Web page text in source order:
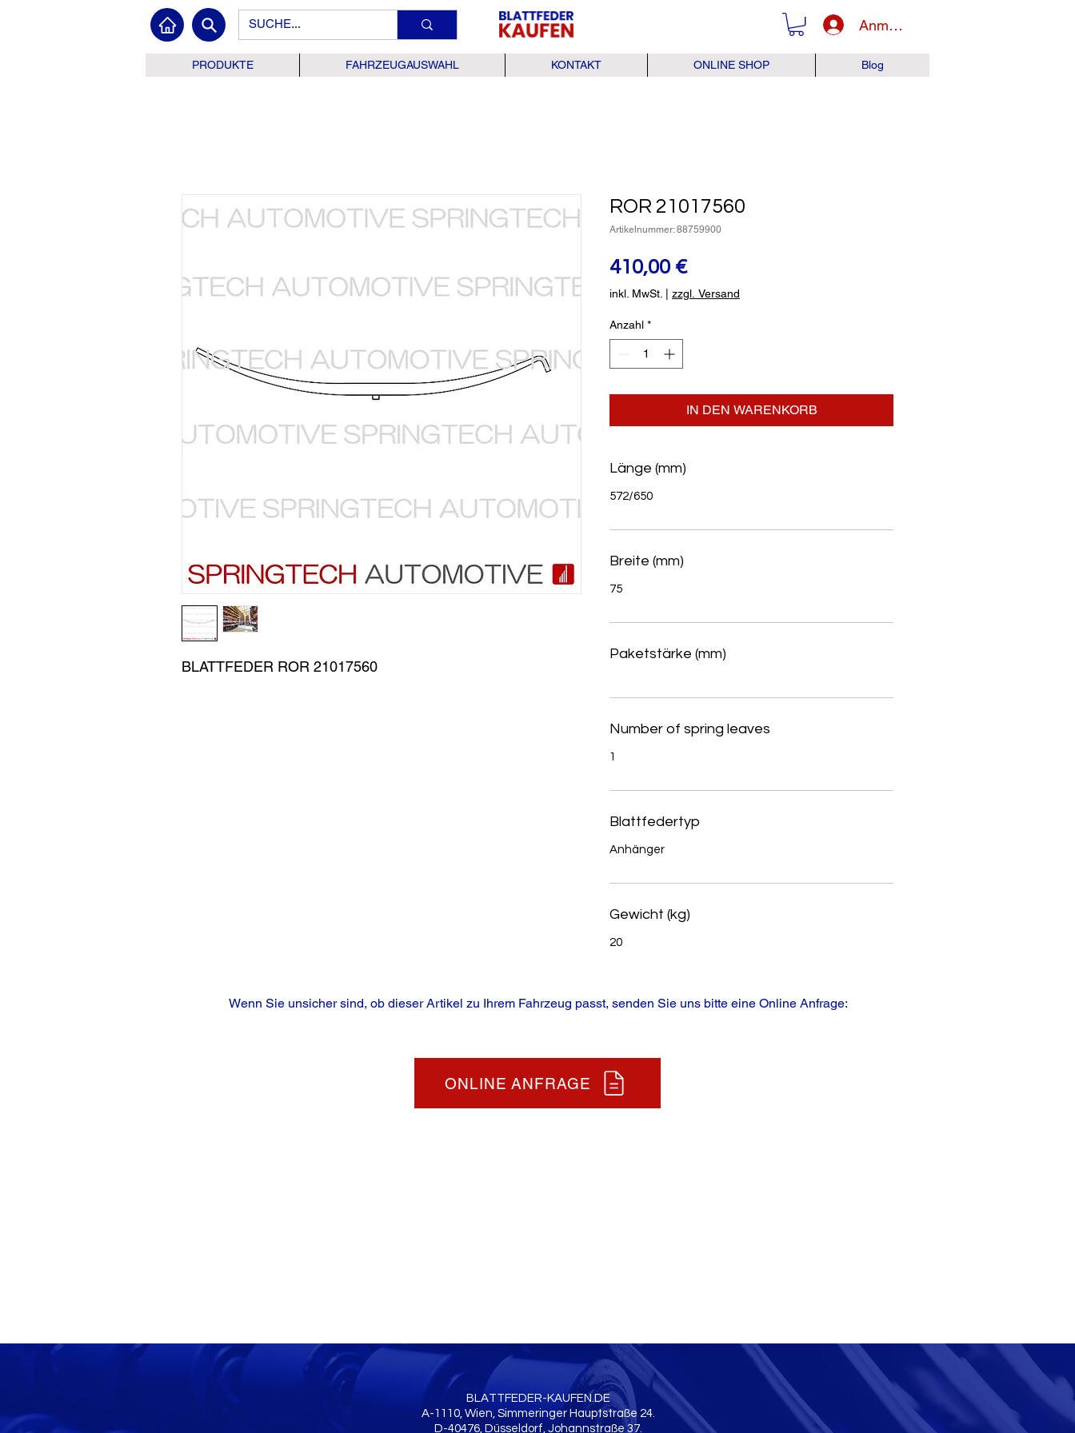
Anmelden
PRODUKTE FAHRZEUGAUSWAHL KONTAKT ONLINE SHOP Blog
BLATTFEDER ROR 21017560
ROR 21017560
Artikelnummer: 88759900
410,00 €Preis
inkl. MwSt. zzgl. Versand
Anzahl *
IN DEN WARENKORB
Länge (mm)
572/650
Breite (mm)
75
Paketstärke (mm)
Number of spring leaves
1
Blattfedertyp
Anhänger
Gewicht (kg)
20
Wenn Sie unsicher sind, ob dieser Artikel zu Ihrem Fahrzeug passt, senden Sie uns bitte eine Online Anfrage:
ONLINE ANFRAGE
BLATTFEDER-KAUFEN.DE
A-1110, Wien, Simmeringer Hauptstraße 24.
D-40476, Düsseldorf, Johannstraße 37.